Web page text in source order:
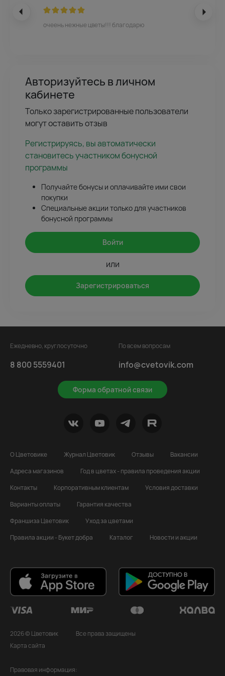
очеень нежные цветы!!! благодарю
Авторизуйтесь в личном
кабинете
Только зарегистрированные пользователи
могут оставить отзыв
Регистрируясь, вы автоматически
становитесь участником бонусной
программы
Получайте бонусы и оплачивайте ими свои
покупки
Специальные акции только для участников
бонусной программы
Войти
или
Зарегистрироваться
Ежедневно, круглосуточно
8 800 5559401
Форма обратной связи
По всем вопросам
info@cvetovik.com
О Цветовике Журнал Цветовик Отзывы
Вакансии
Адреса магазинов
Год в цветах - правила проведения акции
Контакты
Корпоративным клиентам
Условия доставки
Варианты оплаты
Гарантия качества
Франшиза Цветовик
Уход за цветами
Правила акции - Букет добра
Каталог Новости и акции
2026 © Цветовик
Все права защищены
Карта сайта
Правовая информация: